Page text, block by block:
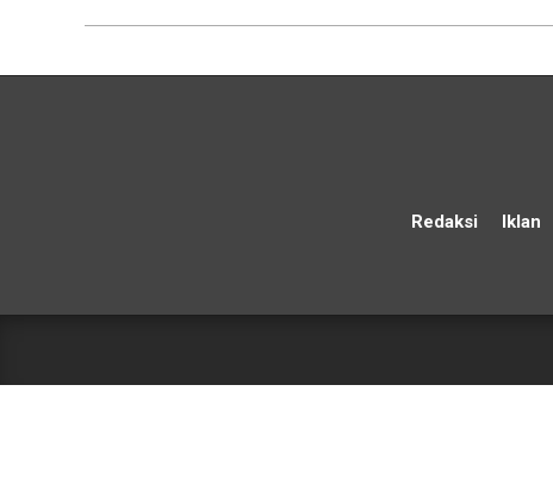
Redaksi Iklan